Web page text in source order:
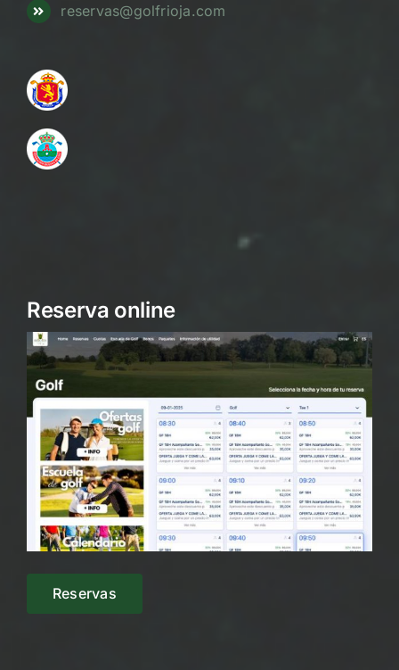
reservas@golfrioja.com
Reserva online
Reservas